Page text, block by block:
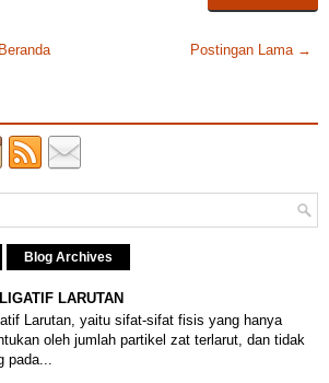
Postingan Lama →
Beranda
Blog Archives
LARUTAN
Larutan, yaitu sifat-sifat fisis yang hanya
oleh jumlah partikel zat terlarut, dan tidak
pada...